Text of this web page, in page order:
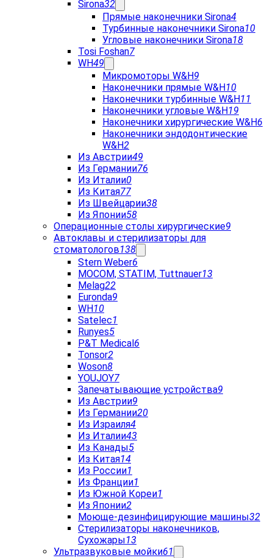
Sirona32
Прямые наконечники Sirona4
Турбинные наконечники Sirona10
Угловые наконечники Sirona18
Tosi Foshan7
WH49
Микромоторы W&H9
Наконечники прямые W&H10
Наконечники турбинные W&H11
Наконечники угловые W&H19
Наконечники хирургические W&H6
Наконечники эндодонтические
W&H2
Из Австрии49
Из Германии76
Из Италии0
Из Китая77
Из Швейцарии38
Из Японии58
Операционные столы хирургические9
Автоклавы и стерилизаторы для
стоматологов138
Stern Weber6
MOCOM, STATIM, Tuttnauer13
Melag22
Euronda9
WH10
Satelec1
Runyes5
P&T Medical6
Tonsor2
Woson8
YOUJOY7
Запечатывающие устройства9
Из Австрии9
Из Германии20
Из Израиля4
Из Италии43
Из Канады5
Из Китая14
Из России1
Из Франции1
Из Южной Кореи1
Из Японии2
Моюще-дезинфицирующие машины32
Стерилизаторы наконечников,
Сухожары13
Ультразвуковые мойки61